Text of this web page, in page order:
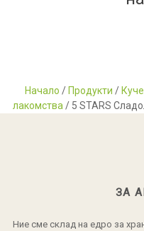
Начало / Продукти /
лакомства / 5 STARS
ЗА
Ние сме склад на едро за